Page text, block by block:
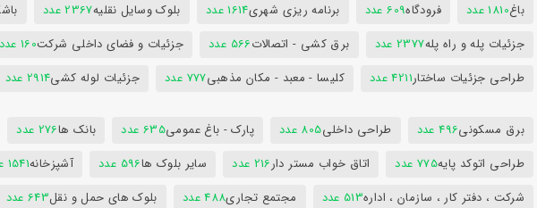
باغ1810 عدد فرودگاه609 عدد برنامه ریزی شهری1614 عدد بلوک وسایل نقلیه2367 عدد
جزئیات پله و راه پله2377 عدد برق کشی - اتصالات566 عدد جزئیات و فضای داخلی شرکت160 عدد
طراحی جزئیات ساختار4211 عدد کلیسا - معبد - مکان مذهبی777 عدد جزئیات لوله کشی2914 عدد
برق مسکونی496 عدد طراحی داخلی805 عدد پارک - باغ عمومی635 عدد بانک ها276 عدد
طراحی اتوکد پایه775 عدد اتاق خواب مستر دار216 عدد سایر بلوک ها596 عدد آشپزخانه1541 عدد
شرکت ، دفتر کار ، سازمان ، اداره513 عدد مجتمع تجاری488 عدد بلوک های حمل و نقل643 عدد